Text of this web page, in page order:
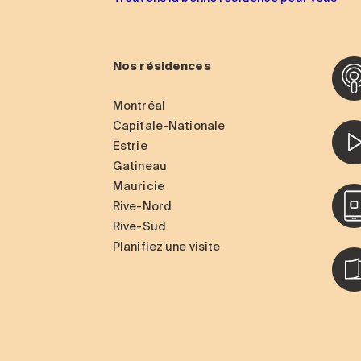
Nos résidences
Montréal
Capitale-Nationale
Estrie
Gatineau
Mauricie
Rive-Nord
Rive-Sud
Planifiez une visite